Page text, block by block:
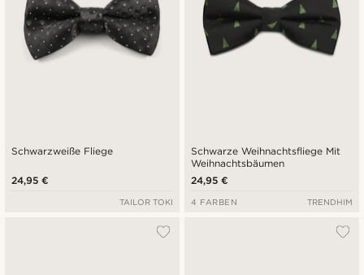
Schwarzweiße Fliege
24,95 €
TAILOR TOKI
Schwarze Weihnachtsfliege Mit
Weihnachtsbäumen
24,95 €
4 FARBEN TRENDHIM